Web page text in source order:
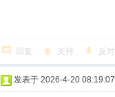
回复 支持 反对
发表于 2026-4-20 08:19:07